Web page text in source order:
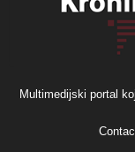
Multimedijski portal